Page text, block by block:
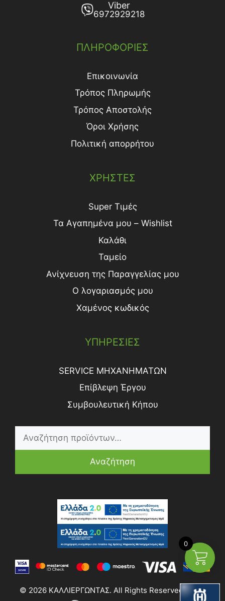
Viber
6972929218
ΠΛΗΡΟΦΟΡΙΕΣ
Επικοινωνία
Τρόπος Πληρωμής
Τρόπος Aποστολής
Όροι Χρήσης
Πολιτική απορρήτου
ΧΡΗΣΤΕΣ
Super Τιμές
Τα Αγαπημένα μου – Wishlist
Καλάθι
Ταμείο
Ανίχνευση της Παραγγελίας μου
Ο λογαριασμός μου
Χαμένος κωδικός
ΥΠΗΡΕΣΙΕΣ
SERVICE ΜΗΧΑΝΗΜΑΤΩΝ
Επίβλεψη Έργου
Συμβουλευτική Κήπου
Αναζήτηση
© 2026 ΚΑΛΛΙΕΡΓΩΝΤΑΣ. All Rights Reserved | Web
0